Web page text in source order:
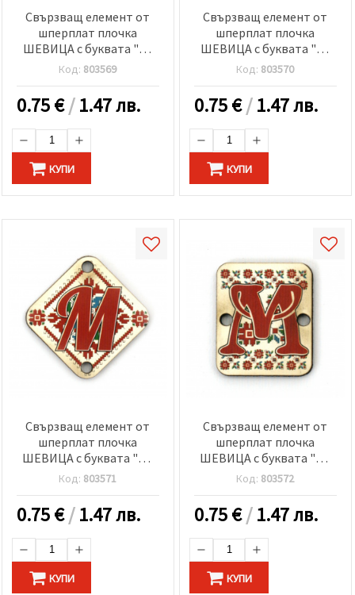
Свързващ елемент от
шперплат плочка
ШЕВИЦА с буквата "Л"
30x2 мм дупка 2.5 мм -5
броя
Код: 803569
0.75€/1.47 лв.
КУПИ
Свързващ елемент от
шперплат плочка
ШЕВИЦА с буквата "Л"
20x25x2 мм дупка 2.5 мм
-5 броя
Код: 803570
0.75€/1.47 лв.
КУПИ
Свързващ елемент от
шперплат плочка
ШЕВИЦА с буквата "М"
30x2 мм дупка 2.5 мм -5
броя
Код: 803571
0.75€/1.47 лв.
КУПИ
Свързващ елемент от
шперплат плочка
ШЕВИЦА с буквата "М"
20x25x2 мм дупка 2.5 мм
-5 броя
Код: 803572
0.75€/1.47 лв.
КУПИ